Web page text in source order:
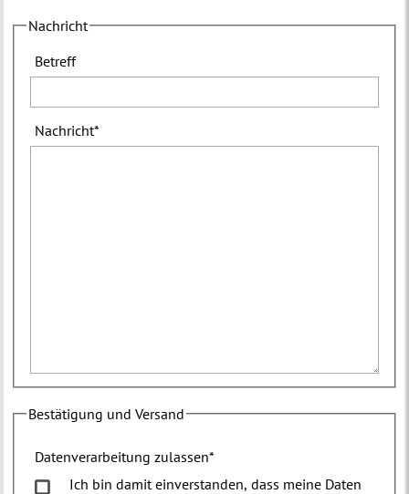
Nachricht
Betreff
Nachricht*
Bestätigung und Versand
Datenverarbeitung zulassen*
Ich bin damit einverstanden, dass meine Daten